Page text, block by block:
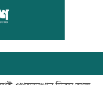
সুস্থ-টেকসই পরিবেশ
তথ্যমন্ত্রী
শুধু আওয়াজ-টাওয়াজ শোনা